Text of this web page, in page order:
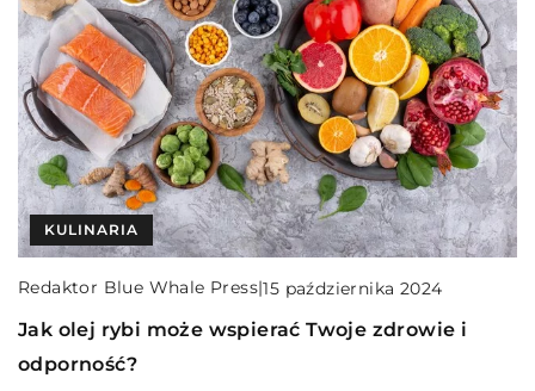
SPOKOJNA GŁOWA
Redaktor Blue Whale Press|14 sierpnia 2025
Magia szydełkowania: jak ręczne tworzenie
może uspokoić umysł i rozwijać kreatywność
KULINARIA
Redaktor Blue Whale Press|15 października 2024
Jak olej rybi może wspierać Twoje zdrowie i
odporność?
INNE
Redaktor Blue Whale Press|13 października 2023
Jak inteligentne instalacje mogą przyczynić się
do oszczędności energii w twoim domu?